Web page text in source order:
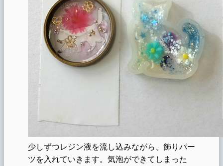
少しずつレジン液を流し込みながら、飾りパー
ツを入れていきます。気泡ができてしまった